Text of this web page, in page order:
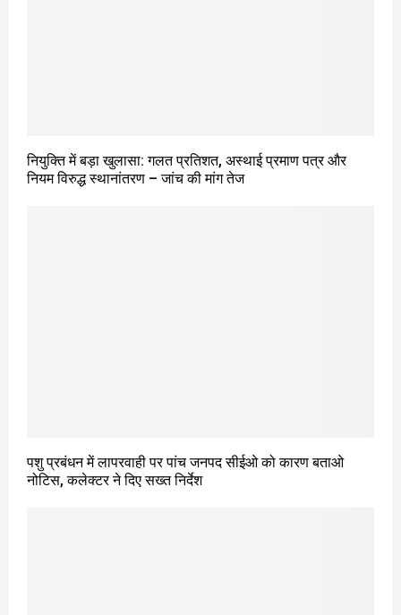
नियुक्ति में बड़ा खुलासा: गलत प्रतिशत, अस्थाई प्रमाण पत्र और
नियम विरुद्ध स्थानांतरण – जांच की मांग तेज
पशु प्रबंधन में लापरवाही पर पांच जनपद सीईओ को कारण बताओ
नोटिस, कलेक्टर ने दिए सख्त निर्देश